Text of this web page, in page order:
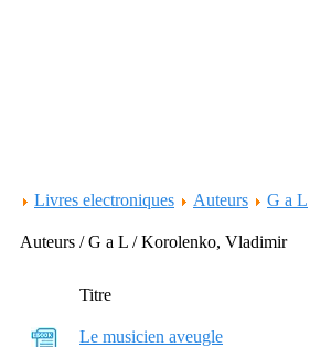
Livres electroniques Auteurs G a L
Auteurs / G a L / Korolenko, Vladimir
Titre
Le musicien aveugle